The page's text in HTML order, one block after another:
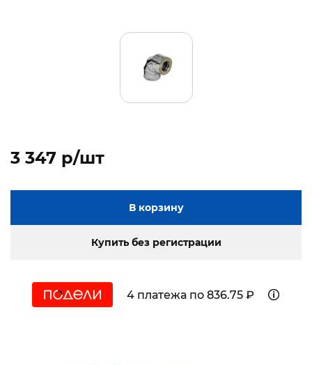
3 347 p/шт
В корзину
Купить без регистрации
4 платежа по 836.75 ₽